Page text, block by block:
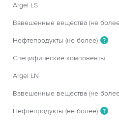
Argel LS
Взвешенные вещества (не
Нефтепродукты (не более) ?
Специфические компоненты
Argel LN
Взвешенные вещества (не
Нефтепродукты (не более) ?